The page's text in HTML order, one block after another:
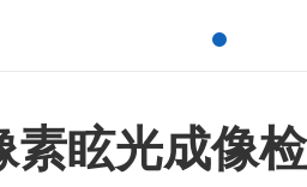
素眩光成像